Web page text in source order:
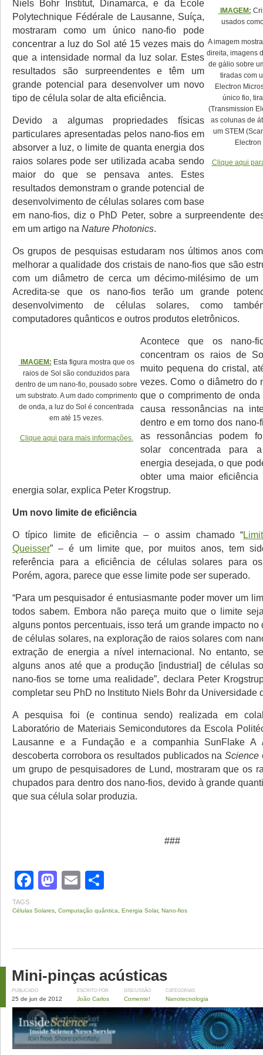
IMAGEM:
usados
A imagem
direita, imagens
de gálio sobre
tiradas com
Electron
único fio,
(Transmission
as colunas de
um STEM
Clique aqui
Niels Bohr Institut, Dinamarca, e da Ecole
Polytechnique Fédérale de Lausanne, Suíça,
mostraram como um único nano-fio pode
concentrar a luz do Sol até 15 vezes mais do
que a intensidade normal da luz solar. Estes
resultados são surpreendentes e têm um
grande potencial para desenvolver um novo
tipo de célula solar de alta eficiência.
Devido a algumas propriedades físicas
particulares apresentadas pelos nano-fios em
absorver a luz, o limite de quanta energia dos
raios solares pode ser utilizada acaba sendo
maior do que se pensava antes. Estes
resultados demonstram o grande potencial de
desenvolvimento de células solares com base
em nano-fios, diz o PhD Peter, sobre a surpreendente
em um artigo na Nature Photonics.
Os grupos de pesquisas estudaram nos últimos anos
melhorar a qualidade dos cristais de nano-fios que são
com um diâmetro de cerca um décimo-milésimo de um
Acredita-se que os nano-fios terão um grande
desenvolvimento de células solares, como
computadores quânticos e outros produtos eletrônicos.
IMAGEM: Esta figura mostra que os
raios de Sol são conduzidos para
dentro de um nano-fio, pousado sobre
um substrato. A um dado comprimento
de onda, a luz do Sol é concentrada
em até 15 vezes.
Clique aqui para mais informações.
Acontece que os nano-
concentram os raios de
muito pequena do cristal,
vezes. Como o diâmetro do
que o comprimento de
causa ressonâncias na
dentro e em torno dos nano-
as ressonâncias podem
solar concentrada para
energia desejada, o que
obter uma maior
energia solar, explica Peter Krogstrup.
Um novo limite de eficiência
O típico limite de eficiência – o assim chamado “
Queisser” – é um limite que, por muitos anos, tem
referência para a eficiência de células solares para os
Porém, agora, parece que esse limite pode ser superado.
“Para um pesquisador é entusiasmante poder mover um
todos sabem. Embora não pareça muito que o limite
alguns pontos percentuais, isso terá um grande impacto no
de células solares, na exploração de raios solares com
extração de energia a nível internacional. No entanto,
alguns anos até que a produção [industrial] de células
nano-fios se torne uma realidade”, declara Peter
completar seu PhD no Instituto Niels Bohr da Universidade
A pesquisa foi (e continua sendo) realizada em
Laboratório de Materiais Semicondutores da Escola
Lausanne e a Fundação e a companhia SunFlake A
descoberta corrobora os resultados publicados na Science
um grupo de pesquisadores de Lund, mostraram que os
chupados para dentro dos nano-fios, devido à grande
que sua célula solar produzia.
###
Facebook
Mastodon
Email
TAGS
Células Solares, Computação quântica, Energia Solar, Nano-fios
Mini-pinças acústicas
PUBLICADO
25 de jun de 2012
ESCRITO POR
João Carlos
DISCUSSÃO
Comente!
CATEGORIAS
Nanotecnologia